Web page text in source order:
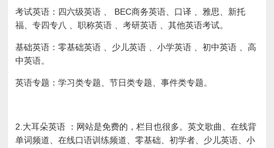
考试英语：四六级英语 、 BEC商务英语、口译 、雅思、新托
福、专四专八 、职称英语 、考研英语 、其他英语考试。
基础英语：零基础英语 、少儿英语 、小学英语 、初中英语 、高
中英语。
英语专题：学习类专题、节日类专题、事件类专题。
2.大耳朵英语 ：网站是免费的，栏目也很多。英文歌曲、在线背
单词频道、在线口语训练频道、零基础、初学者、少儿英语、小